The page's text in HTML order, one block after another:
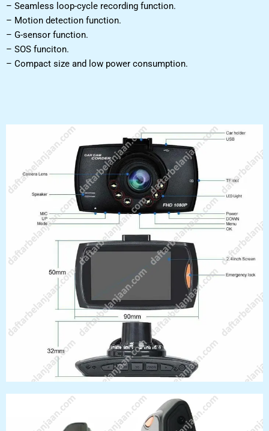
– Seamless loop-cycle recording function.
– Motion detection function.
– G-sensor function.
– SOS funciton.
– Compact size and low power consumption.